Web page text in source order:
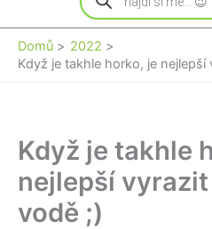
search
Domů
2022
Když je takhle horko, je
Když je takhle
nejlepší
vodě ;)